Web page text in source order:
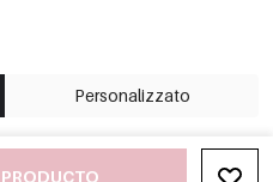
Personalizzato